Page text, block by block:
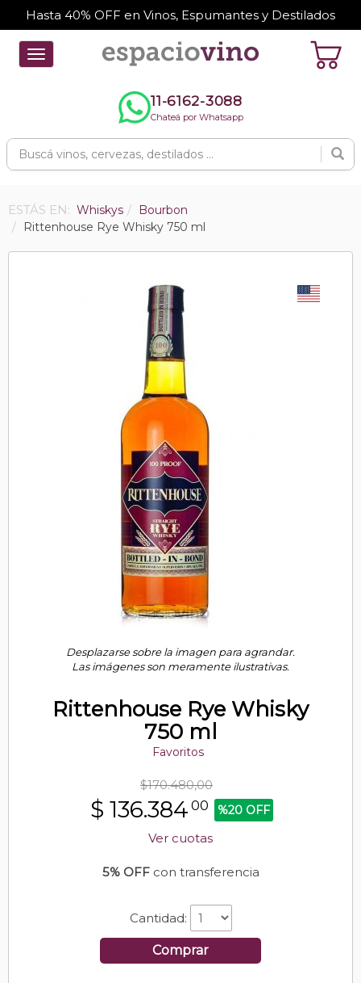
Hasta 40% OFF en Vinos, Espumantes y Destilados
Toggle
navigation
11-6162-3088
Chateá por Whatsapp
ESTÁS EN: Whiskys
Bourbon
Rittenhouse Rye Whisky 750 ml
Desplazarse sobre la imagen para agrandar.
Las imágenes son meramente ilustrativas.
Rittenhouse Rye Whisky
750 ml
Favoritos
$170.480,00
$ 136.384 00 %20 OFF
Ver cuotas
5% OFFcon transferencia
Cantidad:
Comprar